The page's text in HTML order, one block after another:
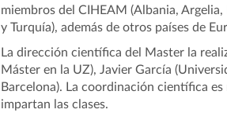
miembros del CIHEAM (Albania,
y Turquía), además de otros países de
La dirección científica del Master la
Máster en la UZ), Javier García
Barcelona). La coordinación científica
impartan las clases.